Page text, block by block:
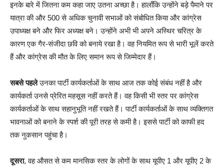
इनके बारे में जितना कम कहा जाए उतना अच्छा है। हालाँकि उन्होंने बड़े पैमाने पर
यात्रा की और 500 से अधिक चुनावी सभाओं को संबोधित किया और कांग्रेस
उपाध्यक्ष बने और फिर अध्यक्ष बने। उन्होंने अभी भी अपने अस्थिर चरित्र के
कारण एक गैर-संजीदा छवि को बनाये रखा है। वह नियमित रूप से भारी भूलें करते
हैं और कांग्रेस की मौत के लिए समान रूप से जिम्मेदार हैं।
सबसे पहलेउनका पार्टी कार्यकर्ताओं के साथ आज तक कोई संबंध नहीं है और
कार्यकर्ता उनसे प्रेरित महसूस नहीं करते हैं। वह किसी भी स्तर पर कांग्रेस
कार्यकर्ताओं के साथ सहानुभूति नहीं रखते हैं। पार्टी कार्यकर्ताओं के साथ व्यक्तिगत
भावनाओं को बनाने के स्पर्श की पूरी तरह से कमी है। इससे पार्टी को काफी हद
तक नुकसान पहुंचा है।
दूसरा, वह औसत से कम मानसिक स्तर के लोगों के साथ यूपीए 1 और यूपीए 2 के